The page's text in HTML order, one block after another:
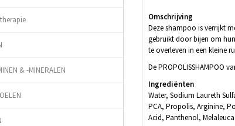
& -MINERALEN
Omschrijving
Deze shampoo is verrijkt
gebruikt door bijen om
te overleven in een kleine
De PROPOLISSHAMPOO
Ingrediënten
Water, Sodium Laureth
PCA, Propolis, Arginine,
Acid, Panthenol, Melaleuca